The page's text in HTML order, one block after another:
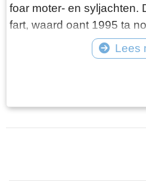
foar moter- en syljachten.
fart, waard oant 1995 ta
mar is troch feroaringen
en nei Goaiïngaryp sleept
sittende knoppen
litten. Nei inkelde
Lees